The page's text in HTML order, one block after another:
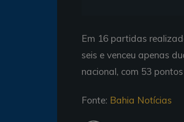
Em 16 partidas
seis e venceu apenas
nacional, com 53
Fonte: Bahia Notícias